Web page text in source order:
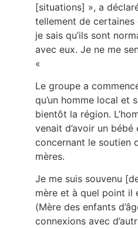
[situations] », a
tellement de certaines
je sais qu’ils sont
avec eux. Je ne me
«
Le groupe a
qu’un homme local et
bientôt la région.
venait d’avoir un
concernant le soutien
mères.
Je me suis souvenu
mère et à quel point il
(Mère des enfants
connexions avec